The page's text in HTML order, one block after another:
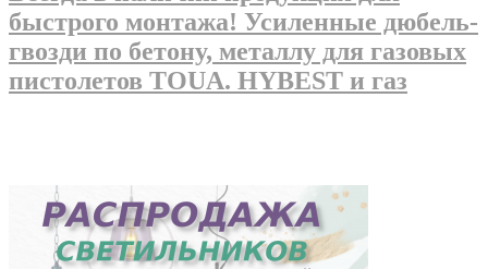
быстрого монтажа! Усиленные дюбель-
гвозди по бетону, металлу для газовых
пистолетов TOUA. HYBEST и газ